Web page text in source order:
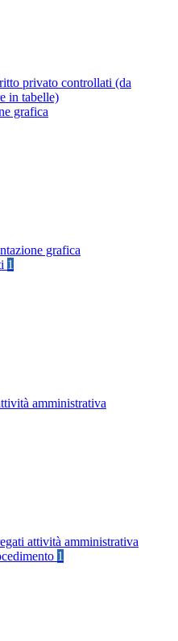
privato controllati (da
in tabelle)
grafica
grafica
1
amministrativa
attività amministrativa
1